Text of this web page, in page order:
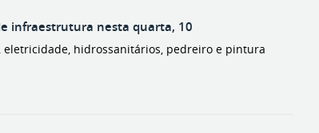
infraestrutura nesta quarta, 10
eletricidade, hidrossanitários, pedreiro e pintura